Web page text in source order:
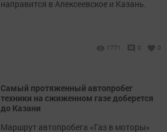
направится в Алексеевское и Казань.
1771 0 0
Самый протяженный автопробег
техники на сжиженном газе доберется
до Казани
Маршрут автопробега «Газ в моторы»